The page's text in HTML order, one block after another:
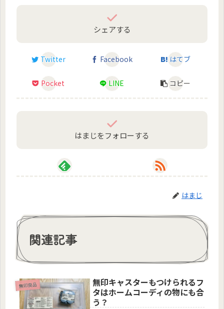
シェアする
Twitter Facebook はてブ
Pocket LINE コピー
はまじをフォローする
はまじ
関連記事
無印良品
無印キャスターもつけられるフ
タはホームコーディの物にも合
う？